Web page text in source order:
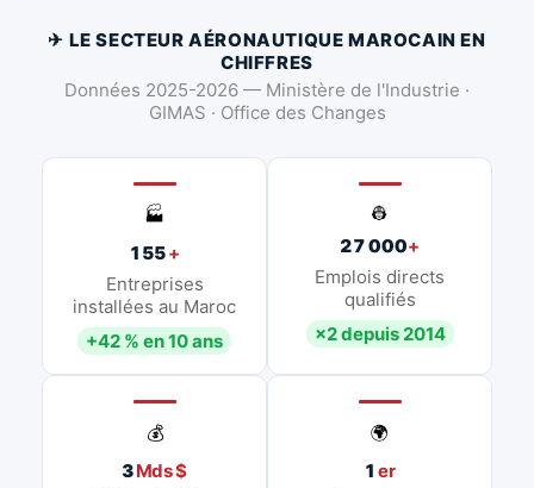
✈ LE SECTEUR AÉRONAUTIQUE MAROCAIN EN
CHIFFRES
Données 2025-2026 — Ministère de l'Industrie ·
GIMAS · Office des Changes
🏭
155+
Entreprises
installées au Maroc
+42 % en 10 ans
👷
27 000+
Emplois directs
qualifiés
×2 depuis 2014
💰
3Mds $
🌍
1 er